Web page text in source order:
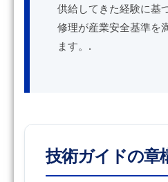
供給してきた経験に基
修理が産業安全基準を
ます。.
技術ガイドの章